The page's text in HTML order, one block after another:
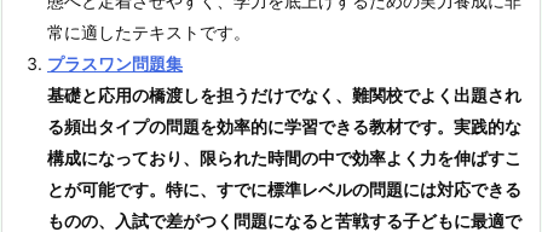
常に適したテキストです。
プラスワン問題集
基礎と応用の橋渡しを担うだけでなく、難関校でよく出題され
る頻出タイプの問題を効率的に学習できる教材です。実践的な
構成になっており、限られた時間の中で効率よく力を伸ばすこ
とが可能です。特に、すでに標準レベルの問題には対応できる
ものの、入試で差がつく問題になると苦戦する子どもに最適で